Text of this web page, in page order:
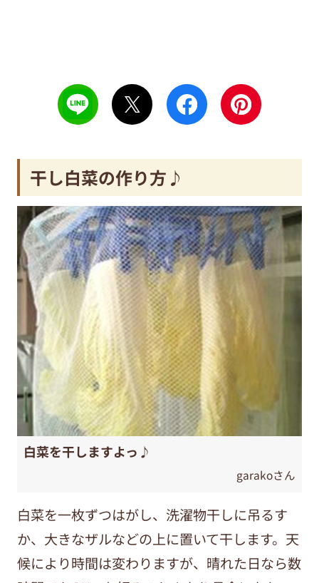
干し白菜の作り方♪
白菜を干しますよっ♪
garakoさん
白菜を一枚ずつはがし、洗濯物干しに吊るす
か、大きなザルなどの上に置いて干します。天
候により時間は変わりますが、晴れた日なら数